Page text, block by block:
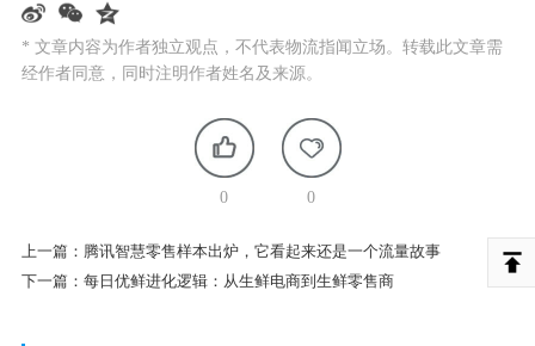
* 文章内容为作者独立观点，不代表物流指闻立场。转载此文章需
经作者同意，同时注明作者姓名及来源。
0 0
上一篇： 腾讯智慧零售样本出炉，它看起来还是一个流量故事
下一篇： 每日优鲜进化逻辑：从生鲜电商到生鲜零售商